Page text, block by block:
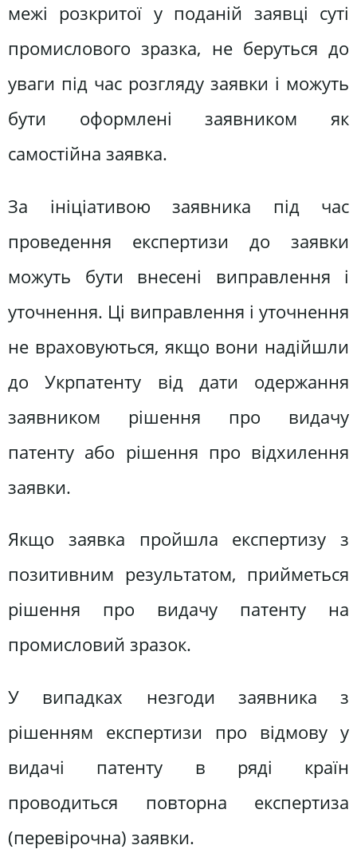
межі розкритої у поданій заявці суті
промислового зразка, не беруться до
уваги під час розгляду заявки і можуть
бути оформлені заявником як
самостійна заявка.
За ініціативою заявника під час
проведення експертизи до заявки
можуть бути внесені виправлення і
уточнення. Ці виправлення і уточнення
не враховуються, якщо вони надійшли
до Укрпатенту від дати одержання
заявником рішення про видачу
патенту або рішення про відхилення
заявки.
Якщо заявка пройшла експертизу з
позитивним результатом, прийметься
рішення про видачу патенту на
промисловий зразок.
У випадках незгоди заявника з
рішенням експертизи про відмову у
видачі патенту в ряді країн
проводиться повторна експертиза
(перевірочна) заявки.